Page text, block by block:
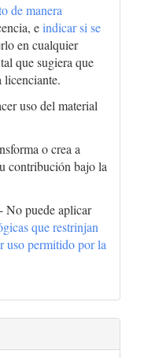
de manera
eindicar si se
en cualquier
que sugiera que
licenciante.
uso del material
o crea a
contribución bajo la
- No puede aplicar
que restrinjan
uso permitido por la